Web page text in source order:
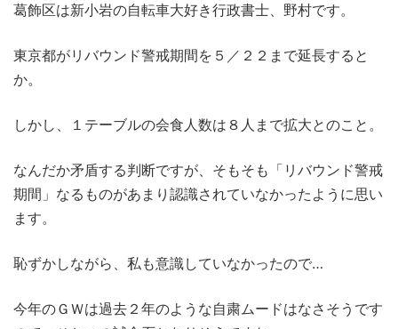
葛飾区は新小岩の自転車大好き行政書士、野村です。
東京都がリバウンド警戒期間を５／２２まで延長すると
か。
しかし、１テーブルの会食人数は８人まで拡大とのこと。
なんだか矛盾する判断ですが、そもそも「リバウンド警戒
期間」なるものがあまり認識されていなかったように思い
ます。
恥ずかしながら、私も意識していなかったので…
今年のＧＷは過去２年のような自粛ムードはなさそうです